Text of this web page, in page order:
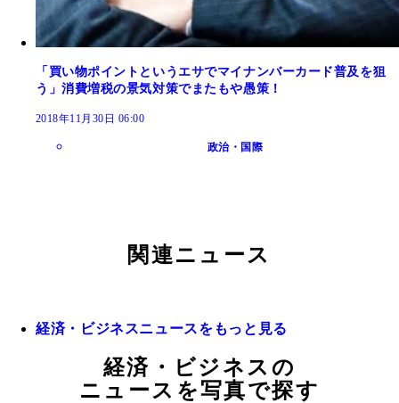
「買い物ポイントというエサでマイナンバーカード普及を狙
う」消費増税の景気対策でまたもや愚策！
2018年11月30日 06:00
政治・国際
関連ニュース
経済・ビジネスニュースをもっと見る
経済・ビジネスの
ニュースを写真で探す